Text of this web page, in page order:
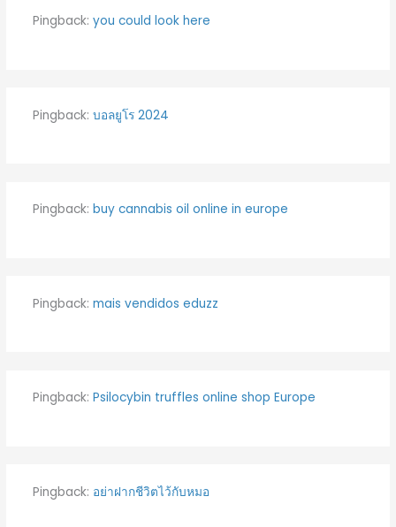
Pingback: you could look here
Pingback: บอลยูโร 2024
Pingback: buy cannabis oil online in europe
Pingback: mais vendidos eduzz
Pingback: Psilocybin truffles online shop Europe
Pingback: อย่าฝากชีวิตไว้กับหมอ